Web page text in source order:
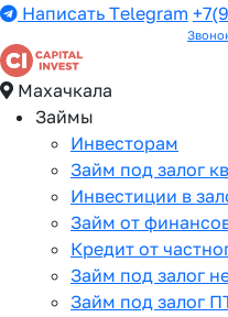
Написать Telegram
Махачкала
Займы
Инвесторам
Займ под залог
Инвестиции в
Займ от
Кредит от
Займ под залог
Займ под залог